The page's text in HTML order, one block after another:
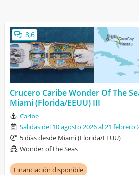
8,6
Crucero Caribe Wonder Of The
Miami (Florida/EEUU) III
Caribe
Salidas del 10 agosto 2026 al 21 febrero
5 días desde Miami (Florida/EEUU)
Wonder of the Seas
Financiación disponible